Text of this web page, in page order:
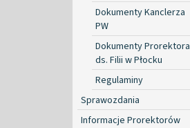
Dokumenty Kanclerza
PW
Dokumenty Prorektora
ds. Filii w Płocku
Regulaminy
Sprawozdania
Informacje Prorektorów